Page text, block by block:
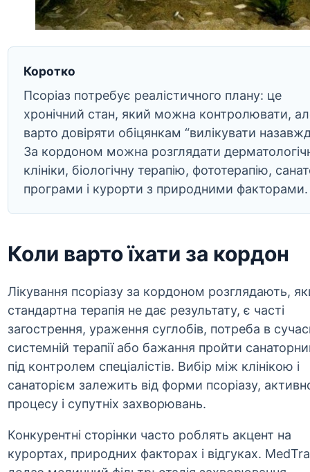
Коротко
Псоріаз потребує реалістичного плану: це
хронічний стан, який можна контролювати,
варто довіряти обіцянкам “вилікувати
За кордоном можна розглядати
клініки, біологічну терапію, фототерапію,
програми і курорти з природними факторами.
Коли варто їхати за кордон
Лікування псоріазу за кордоном розглядають,
стандартна терапія не дає результату, є часті
загострення, ураження суглобів, потреба в
системній терапії або бажання пройти
під контролем спеціалістів. Вибір між клінікою і
санаторієм залежить від форми псоріазу,
процесу і супутніх захворювань.
Конкурентні сторінки часто роблять акцент на
курортах, природних факторах і відгуках.